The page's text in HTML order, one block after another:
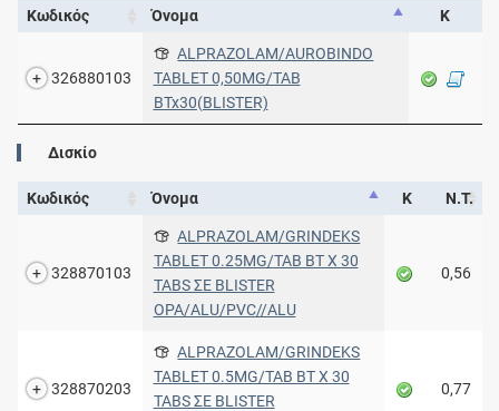
Κωδικός Όνομα Κ
326880103
ALPRAZOLAM/AUROBINDO
TABLET 0,50MG/TAB
BTx30(BLISTER)
Δισκίο
Κωδικός Όνομα Κ Ν.Τ.
328870103
ALPRAZOLAM/GRINDEKS
TABLET 0.25MG/TAB BT X 30
TABS ΣΕ BLISTER
OPA/ALU/PVC//ALU
0,56
328870203
ALPRAZOLAM/GRINDEKS
TABLET 0.5MG/TAB BT X 30
TABS ΣΕ BLISTER
0,77